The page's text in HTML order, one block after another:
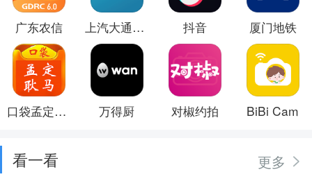
广东农信 上汽大通MAXUS 抖音 厦门地铁
口袋孟定耿马 万得厨 对椒约拍 BiBi Cam
看一看 更多